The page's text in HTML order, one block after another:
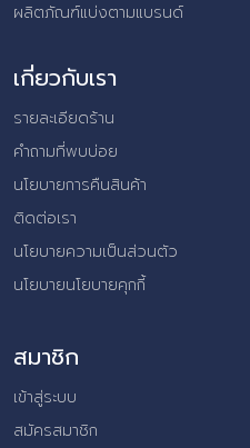
ผลิตภัณฑ์แบ่งตามแบรนด์
เกี่ยวกับเรา
รายละเอียดร้าน
คำถามที่พบบ่อย
นโยบายการคืนสินค้า
ติดต่อเรา
นโยบายความเป็นส่วนตัว
นโยบายนโยบายคุกกี้
สมาชิก
เข้าสู่ระบบ
สมัครสมาชิก